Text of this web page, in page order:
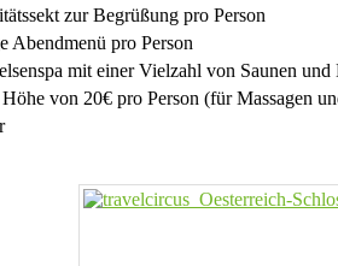
zur Begrüßung pro Person
Abendmenü pro Person
mit einer Vielzahl von Saunen
von 20€ pro Person (für Massagen